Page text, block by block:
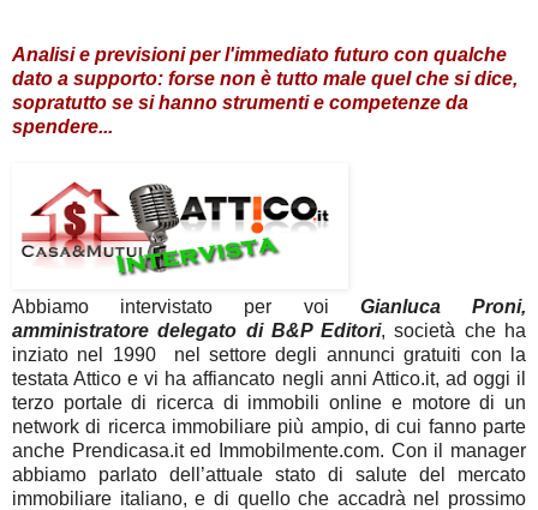
Analisi e previsioni per l'immediato futuro con qualche
dato a supporto: forse non è tutto male quel che si dice,
sopratutto se si hanno strumenti e competenze da
spendere...
Abbiamo intervistato per voi Gianluca Proni,
amministratore delegato di B&P Editori, società che ha
inziato nel 1990 nel settore degli annunci gratuiti con la
testata Attico e vi ha affiancato negli anni Attico.it, ad oggi il
terzo portale di ricerca di immobili online e motore di un
network di ricerca immobiliare più ampio, di cui fanno parte
anche Prendicasa.it ed Immobilmente.com. Con il manager
abbiamo parlato dell’attuale stato di salute del mercato
immobiliare italiano, e di quello che accadrà nel prossimo